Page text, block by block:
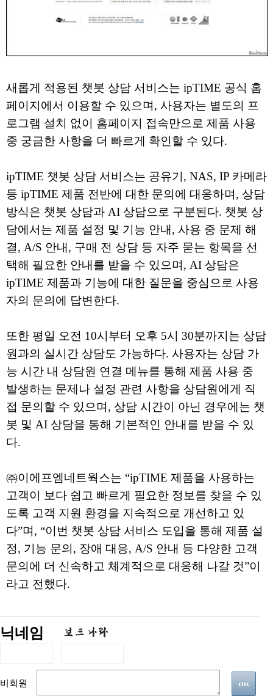
새롭게 적용된 챗봇 상담 서비스는 ipTIME 공식 홈
페이지에서 이용할 수 있으며, 사용자는 별도의 프
로그램 설치 없이 홈페이지 접속만으로 제품 사용
중 궁금한 사항을 더 빠르게 확인할 수 있다.
ipTIME 챗봇 상담 서비스는 공유기, NAS, IP 카메라
등 ipTIME 제품 전반에 대한 문의에 대응하며, 상담
방식은 챗봇 상담과 AI 상담으로 구분된다. 챗봇 상
담에서는 제품 설정 및 기능 안내, 사용 중 문제 해
결, A/S 안내, 구매 전 상담 등 자주 묻는 항목을 선
택해 필요한 안내를 받을 수 있으며, AI 상담은
ipTIME 제품과 기능에 대한 질문을 중심으로 사용
자의 문의에 답변한다.
또한 평일 오전 10시부터 오후 5시 30분까지는 상담
원과의 실시간 상담도 가능하다. 사용자는 상담 가
능 시간 내 상담원 연결 메뉴를 통해 제품 사용 중
발생하는 문제나 설정 관련 사항을 상담원에게 직
접 문의할 수 있으며, 상담 시간이 아닌 경우에는 챗
봇 및 AI 상담을 통해 기본적인 안내를 받을 수 있
다.
㈜이에프엠네트웍스는 “ipTIME 제품을 사용하는
고객이 보다 쉽고 빠르게 필요한 정보를 찾을 수 있
도록 고객 지원 환경을 지속적으로 개선하고 있
다”며, “이번 챗봇 상담 서비스 도입을 통해 제품 설
정, 기능 문의, 장애 대응, A/S 안내 등 다양한 고객
문의에 더 신속하고 체계적으로 대응해 나갈 것”이
라고 전했다.
닉네임
비회원